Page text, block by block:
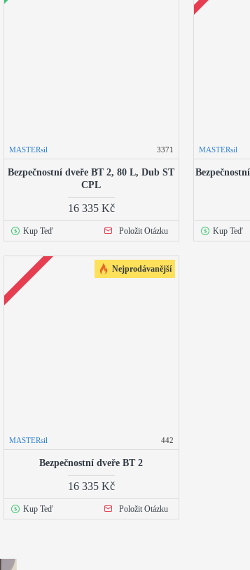
MASTERsil 3371
Bezpečnostní dveře BT 2, 80 L, Dub ST
CPL
16 335 Kč
Kup Teď Položit Otázku
MASTERsil
Kup Teď
Nejprodávanější
MASTERsil 442
Bezpečnostní dveře BT 2
16 335 Kč
Kup Teď Položit Otázku